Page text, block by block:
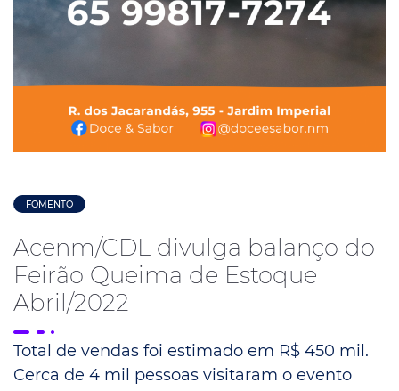
FOMENTO
Acenm/CDL divulga balanço do
Feirão Queima de Estoque
Abril/2022
Total de vendas foi estimado em R$ 450 mil.
Cerca de 4 mil pessoas visitaram o evento